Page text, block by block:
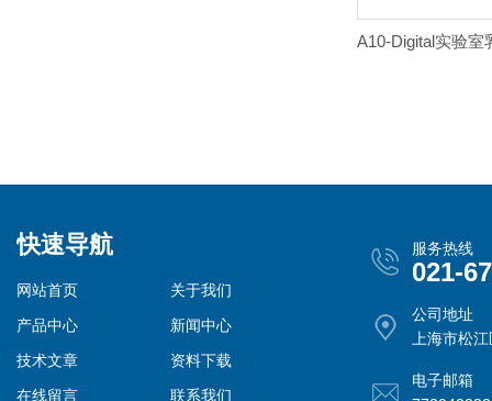
快速导航
网站首页
关于我们
产品中心
新闻中心
技术文章
资料下载
在线留言
联系我们
服务热线
021-
公司地址
上海市松
电子邮箱